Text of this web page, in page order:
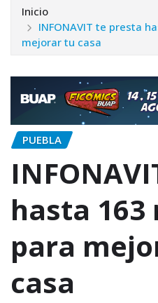
Inicio
INFONAVIT te presta
mejorar tu casa
PUEBLA
hasta 163
para
casa